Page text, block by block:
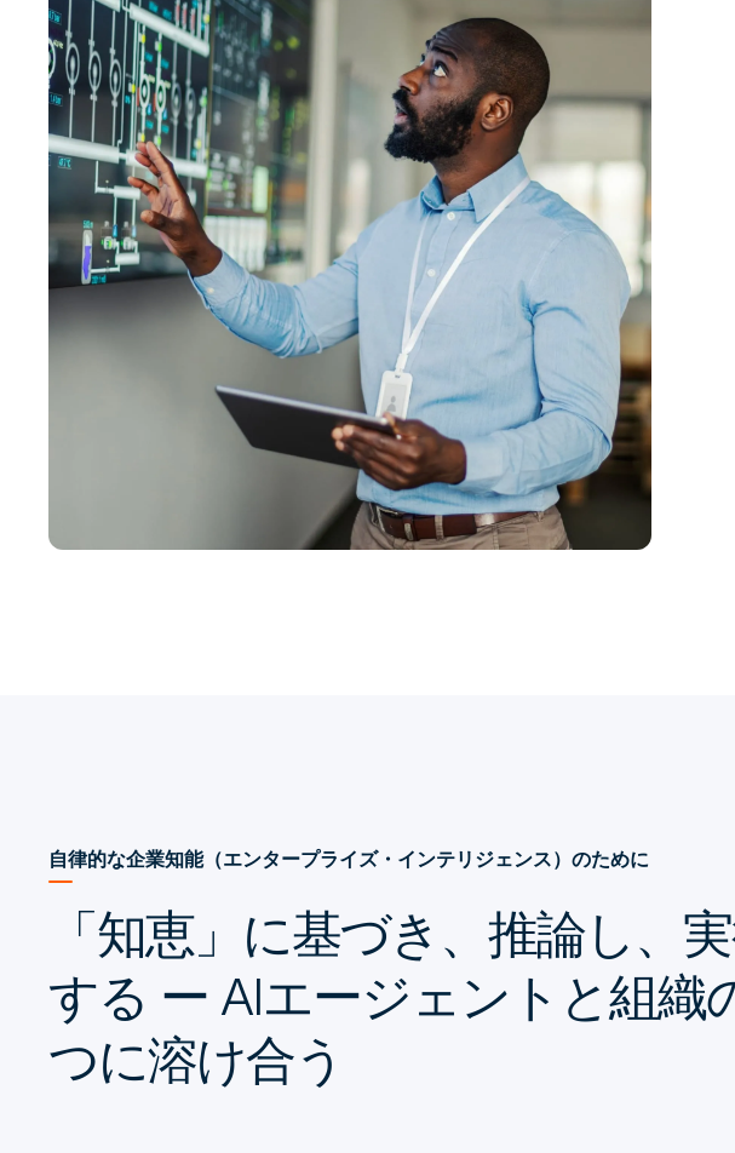
自律的な企業知能（エンタープライズ・インテリジェンス）のために
「知恵」に基づき、推論し、
する ー AIエージェントと組織
つに溶け合う